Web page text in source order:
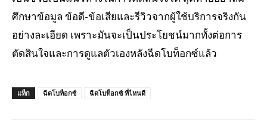
ศึกษาข้อมูล ข้อดี-ข้อเสียและรีวิวจากผู้ใช้บริการจริงกัน
อย่างละเอียด เพราะมันจะเป็นประโยชน์มากทั้งต่อการ
ตัดสินใจและการดูแลตัวเองหลังฉีดโบท็อกซ์แล้ว
แท็ก ฉีดโบท็อกซ์ ฉีดโบท็อกซ์ ที่ไหนดี